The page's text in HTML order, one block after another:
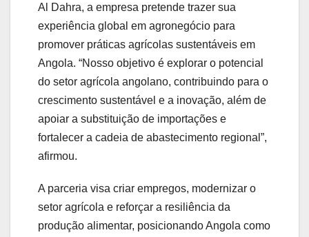
Al Dahra, a empresa pretende trazer sua
experiência global em agronegócio para
promover práticas agrícolas sustentáveis em
Angola. “Nosso objetivo é explorar o potencial
do setor agrícola angolano, contribuindo para o
crescimento sustentável e a inovação, além de
apoiar a substituição de importações e
fortalecer a cadeia de abastecimento regional”,
afirmou.
A parceria visa criar empregos, modernizar o
setor agrícola e reforçar a resiliência da
produção alimentar, posicionando Angola como